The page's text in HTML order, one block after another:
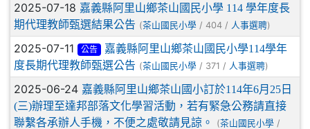
2025-07-18 嘉義縣阿里山鄉茶山國民小學 114 學年度長
期代理教師甄選結果公告 (茶山國民小學 / 404 / 人事選聘)
2025-07-11 公告
嘉義縣阿里山鄉茶山國民小學114學年
度長期代理教師甄選公告 (茶山國民小學 / 371 / 人事選聘)
2025-06-24 嘉義縣阿里山鄉茶山國小訂於114年6月25日
(三)辦理至達邦部落文化學習活動，若有緊急公務請直接
聯繫各承辦人手機，不便之處敬請見諒。
(茶山國民小學 /